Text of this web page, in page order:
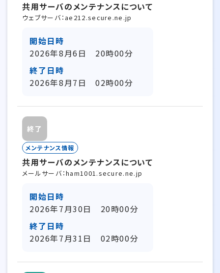
共用サーバのメンテナンスについて
ウェブサーバ：ae212.secure.ne.jp
開始日時
2026年8月6日 20時00分
終了日時
2026年8月7日 02時00分
終了
メンテナンス情報
共用サーバのメンテナンスについて
メールサーバ：ham1001.secure.ne.jp
開始日時
2026年7月30日 20時00分
終了日時
2026年7月31日 02時00分